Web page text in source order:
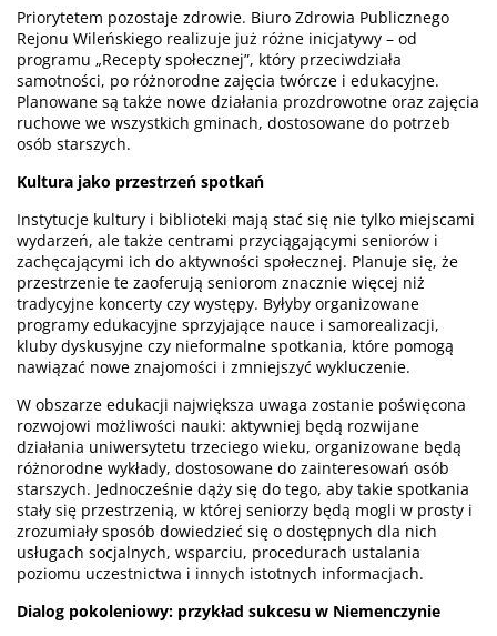
Priorytetem pozostaje zdrowie. Biuro Zdrowia Publicznego
Rejonu Wileńskiego realizuje już różne inicjatywy – od
programu „Recepty społecznej”, który przeciwdziała
samotności, po różnorodne zajęcia twórcze i edukacyjne.
Planowane są także nowe działania prozdrowotne oraz zajęcia
ruchowe we wszystkich gminach, dostosowane do potrzeb
osób starszych.
Kultura jako przestrzeń spotkań
Instytucje kultury i biblioteki mają stać się nie tylko miejscami
wydarzeń, ale także centrami przyciągającymi seniorów i
zachęcającymi ich do aktywności społecznej. Planuje się, że
przestrzenie te zaoferują seniorom znacznie więcej niż
tradycyjne koncerty czy występy. Byłyby organizowane
programy edukacyjne sprzyjające nauce i samorealizacji,
kluby dyskusyjne czy nieformalne spotkania, które pomogą
nawiązać nowe znajomości i zmniejszyć wykluczenie.
W obszarze edukacji największa uwaga zostanie poświęcona
rozwojowi możliwości nauki: aktywniej będą rozwijane
działania uniwersytetu trzeciego wieku, organizowane będą
różnorodne wykłady, dostosowane do zainteresowań osób
starszych. Jednocześnie dąży się do tego, aby takie spotkania
stały się przestrzenią, w której seniorzy będą mogli w prosty i
zrozumiały sposób dowiedzieć się o dostępnych dla nich
usługach socjalnych, wsparciu, procedurach ustalania
poziomu uczestnictwa i innych istotnych informacjach.
Dialog pokoleniowy: przykład sukcesu w Niemenczynie